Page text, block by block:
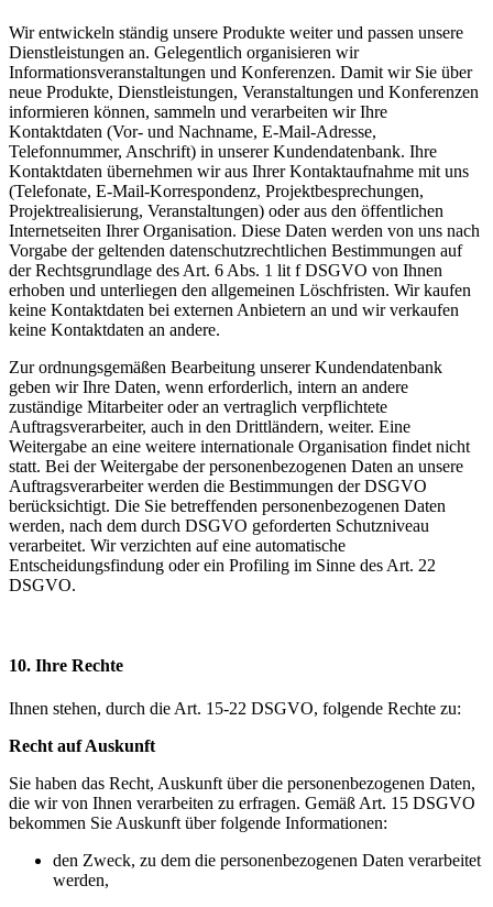
Wir entwickeln ständig unsere Produkte weiter und passen unsere
Dienstleistungen an. Gelegentlich organisieren wir
Informationsveranstaltungen und Konferenzen. Damit wir Sie über
neue Produkte, Dienstleistungen, Veranstaltungen und Konferenzen
informieren können, sammeln und verarbeiten wir Ihre
Kontaktdaten (Vor- und Nachname, E-Mail-Adresse,
Telefonnummer, Anschrift) in unserer Kundendatenbank. Ihre
Kontaktdaten übernehmen wir aus Ihrer Kontaktaufnahme mit uns
(Telefonate, E-Mail-Korrespondenz, Projektbesprechungen,
Projektrealisierung, Veranstaltungen) oder aus den öffentlichen
Internetseiten Ihrer Organisation. Diese Daten werden von uns nach
Vorgabe der geltenden datenschutzrechtlichen Bestimmungen auf
der Rechtsgrundlage des Art. 6 Abs. 1 lit f DSGVO von Ihnen
erhoben und unterliegen den allgemeinen Löschfristen. Wir kaufen
keine Kontaktdaten bei externen Anbietern an und wir verkaufen
keine Kontaktdaten an andere.
Zur ordnungsgemäßen Bearbeitung unserer Kundendatenbank
geben wir Ihre Daten, wenn erforderlich, intern an andere
zuständige Mitarbeiter oder an vertraglich verpflichtete
Auftragsverarbeiter, auch in den Drittländern, weiter. Eine
Weitergabe an eine weitere internationale Organisation findet nicht
statt. Bei der Weitergabe der personenbezogenen Daten an unsere
Auftragsverarbeiter werden die Bestimmungen der DSGVO
berücksichtigt. Die Sie betreffenden personenbezogenen Daten
werden, nach dem durch DSGVO geforderten Schutzniveau
verarbeitet. Wir verzichten auf eine automatische
Entscheidungsfindung oder ein Profiling im Sinne des Art. 22
DSGVO.
10. Ihre Rechte
Ihnen stehen, durch die Art. 15-22 DSGVO, folgende Rechte zu:
Recht auf Auskunft
Sie haben das Recht, Auskunft über die personenbezogenen Daten,
die wir von Ihnen verarbeiten zu erfragen. Gemäß Art. 15 DSGVO
bekommen Sie Auskunft über folgende Informationen:
den Zweck, zu dem die personenbezogenen Daten verarbeitet
werden,